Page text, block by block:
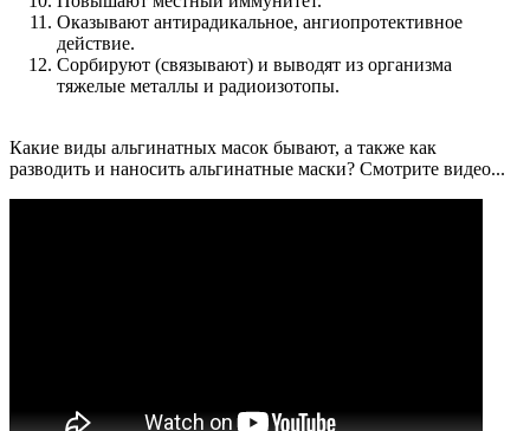
Оказывают антирадикальное, ангиопротективное
действие.
Сорбируют (связывают) и выводят из организма
тяжелые металлы и радиоизотопы.
Какие виды альгинатных масок бывают, а также как
разводить и наносить альгинатные маски? Смотрите видео...